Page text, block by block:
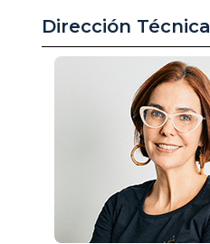
Dirección Técnica